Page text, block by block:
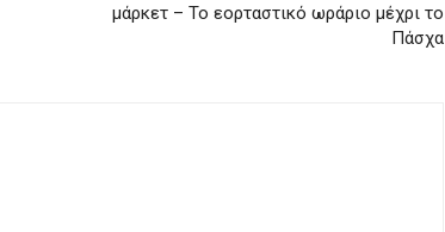
μάρκετ – Το εορταστικό ωράριο μέχρι το
Πάσχα